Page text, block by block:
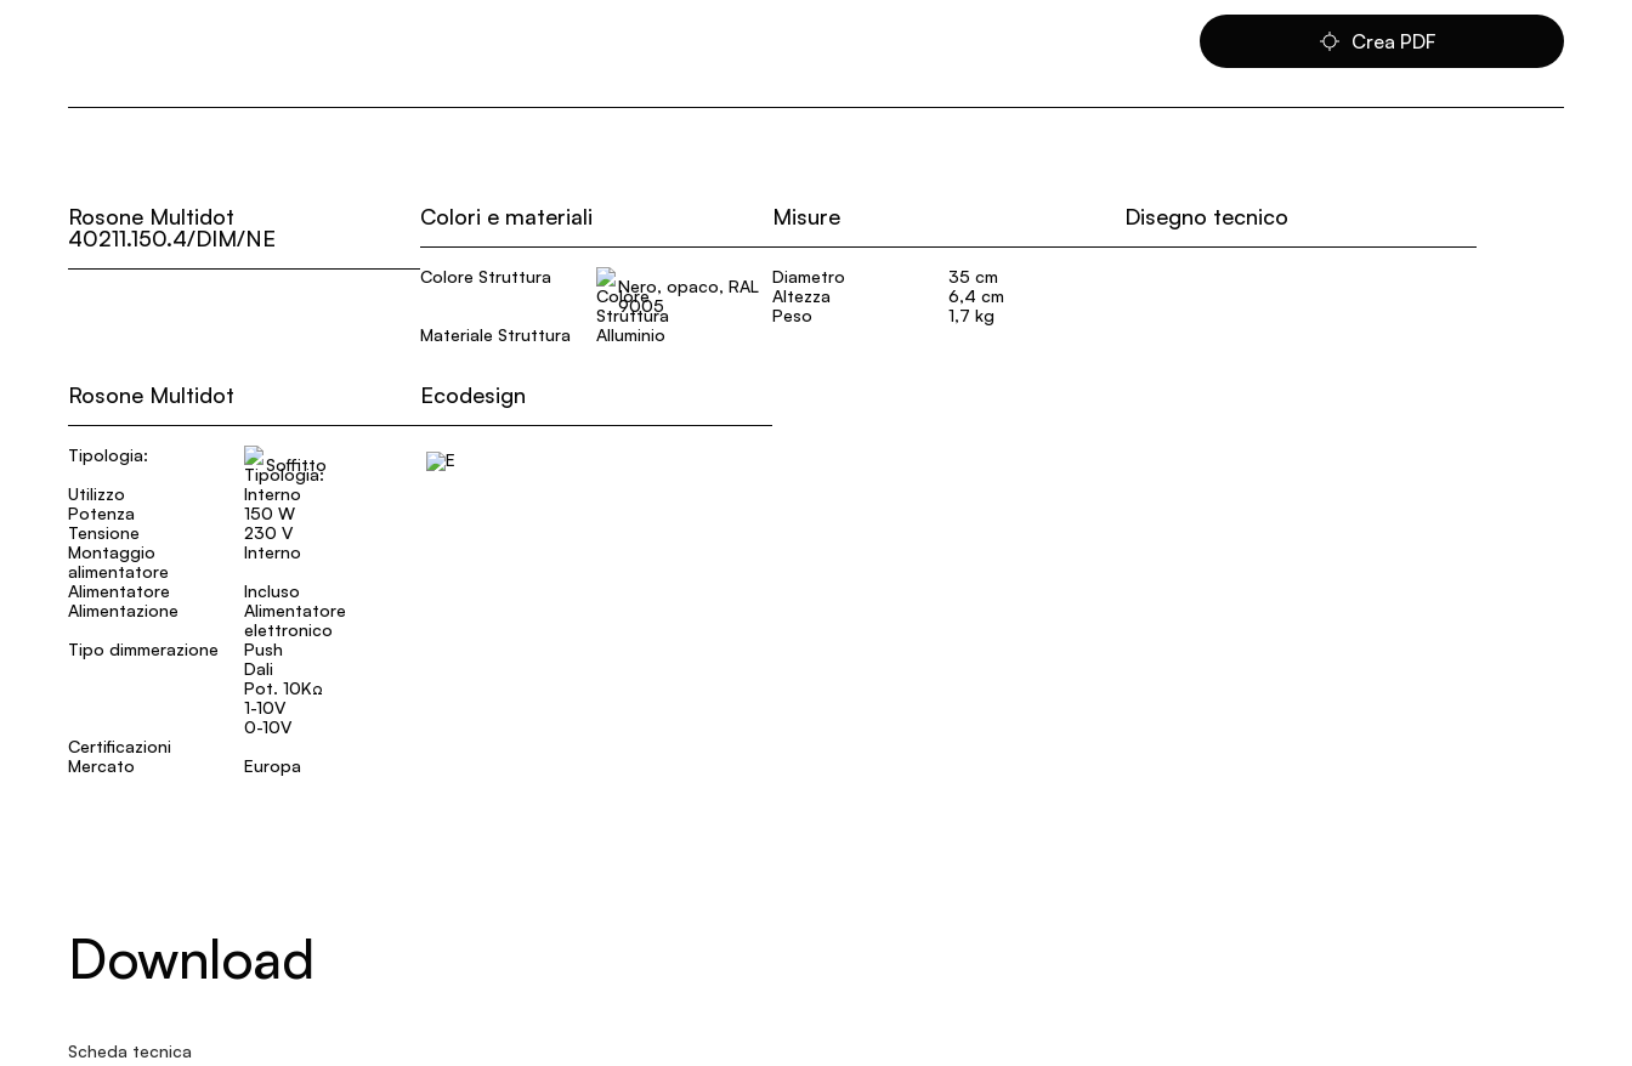
Crea PDF
Rosone Multidot
40211.150.4/DIM/NE
Colori e materiali
Colore Struttura
Nero, opaco, RAL
9005
Materiale Struttura
Alluminio
Misure
Diametro
35 cm
Altezza
6,4 cm
Peso
1,7 kg
Disegno tecnico
Rosone Multidot
Tipologia:
Soffitto
Utilizzo
Interno
Potenza
150 W
Tensione
230 V
Montaggio
alimentatore
Interno
Alimentatore
Incluso
Alimentazione
Alimentatore
elettronico
Tipo dimmerazione
Push
Dali
Pot. 10KΩ
1-10V
0-10V
Certificazioni
Mercato
Europa
Ecodesign
Download
Scheda tecnica